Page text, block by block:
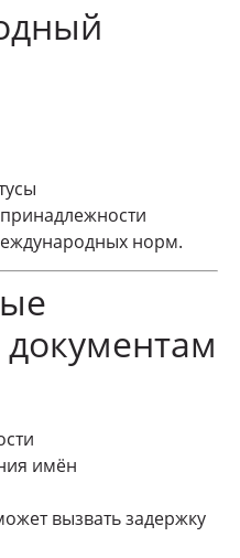
норм.
имён
вызвать задержку